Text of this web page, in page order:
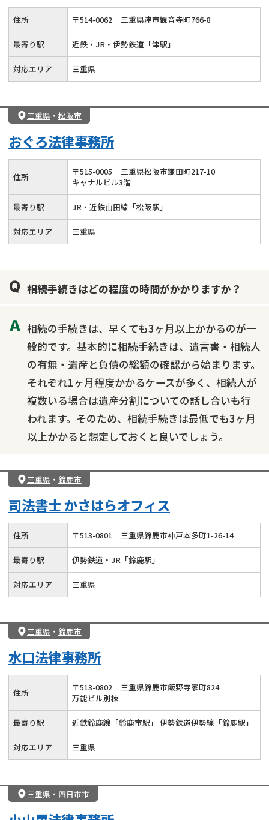
住所 〒514-0062 三重県津市観音寺町766-8
最寄り駅 近鉄・JR・伊勢鉄道「津駅」
対応エリア 三重県
三重県 ・ 松阪市
おぐろ法律事務所
住所 〒515-0005
三重県松阪市鎌田町217-10
キャナルビル3階
最寄り駅 JR・近鉄山田線「松阪駅」
対応エリア 三重県
相続手続きはどの程度の時間がかかりますか？
相続の手続きは、早くても3ヶ月以上かかるのが一
般的です。基本的に相続手続きは、遺言書・相続人
の有無・遺産と負債の総額の確認から始まります。
それぞれ1ヶ月程度かかるケースが多く、相続人が
複数いる場合は遺産分割についての話し合いも行
われます。そのため、相続手続きは最低でも3ヶ月
以上かかると想定しておくと良いでしょう。
三重県 ・ 鈴鹿市
司法書士 かさはらオフィス
住所 〒513-0801 三重県鈴鹿市神戸本多町1-26-14
最寄り駅 伊勢鉄道・JR「鈴鹿駅」
対応エリア 三重県
三重県 ・ 鈴鹿市
水口法律事務所
住所 〒513-0802
三重県鈴鹿市飯野寺家町824
万能ビル別棟
最寄り駅 近鉄鈴鹿線「鈴鹿市駅」 伊勢鉄道伊勢線「鈴鹿駅」
対応エリア 三重県
三重県 ・ 四日市市